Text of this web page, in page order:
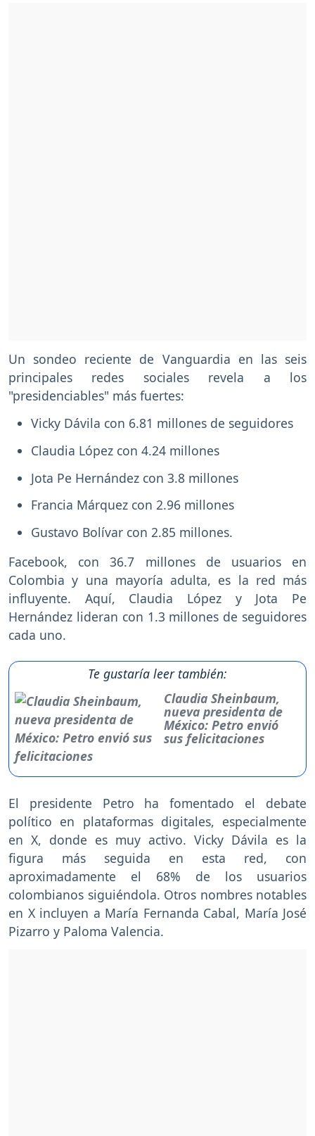
Un sondeo reciente de Vanguardia en las seis
principales redes sociales revela a los
"presidenciables" más fuertes:
Vicky Dávila con 6.81 millones de seguidores
Claudia López con 4.24 millones
Jota Pe Hernández con 3.8 millones
Francia Márquez con 2.96 millones
Gustavo Bolívar con 2.85 millones.
Facebook, con 36.7 millones de usuarios en
Colombia y una mayoría adulta, es la red más
influyente. Aquí, Claudia López y Jota Pe
Hernández lideran con 1.3 millones de seguidores
cada uno.
Te gustaría leer también:
Claudia Sheinbaum,
nueva presidenta de
México: Petro envió
sus felicitaciones
El presidente Petro ha fomentado el debate
político en plataformas digitales, especialmente
en X, donde es muy activo. Vicky Dávila es la
figura más seguida en esta red, con
aproximadamente el 68% de los usuarios
colombianos siguiéndola. Otros nombres notables
en X incluyen a María Fernanda Cabal, María José
Pizarro y Paloma Valencia.